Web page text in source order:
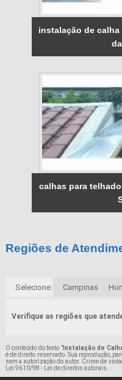
instalação de
calhas para
Regiões de
Selecione: Campinas
Verifique as regiões que
O conteúdo do texto "Instalação de
é de direito reservado. Sua reprodução,
sem a autorização do autor. Crime de
Lei 9610/98 - Lei de direitos autorais.